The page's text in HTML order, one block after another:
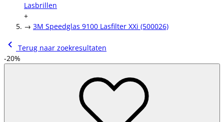
Lasbrillen
+
→ 3M Speedglas 9100 Lasfilter XXi (500026)
Terug naar zoekresultaten
-20%